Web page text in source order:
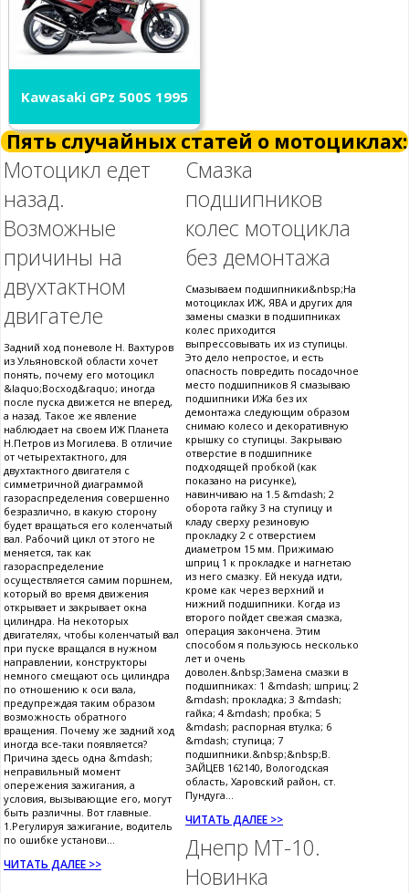
Kawasaki GPz 500S 1995
Пять случайных статей о мотоциклах:
Мотоцикл едет
назад.
Возможные
причины на
двухтактном
двигателе
Задний ход поневоле Н. Вахтуров
из Ульяновской области хочет
понять, почему его мотоцикл
&laquo;Восход&raquo; иногда
после пуска движется не вперед,
а назад. Такое же явление
наблюдает на своем ИЖ Планета
Н.Петров из Могилева. В отличие
от четырехтактного, для
двухтактного двигателя с
симметричной диаграммой
газораспределения совершенно
безразлично, в какую сторону
будет вращаться его коленчатый
вал. Рабочий цикл от этого не
меняется, так как
газораспределение
осуществляется самим поршнем,
который во время движения
открывает и закрывает окна
цилиндра. На некоторых
двигателях, чтобы коленчатый вал
при пуске вращался в нужном
направлении, конструкторы
немного смещают ось цилиндра
по отношению к оси вала,
предупреждая таким образом
возможность обратного
вращения. Почему же задний ход
иногда все-таки появляется?
Причина здесь одна &mdash;
неправильный момент
опережения зажигания, а
условия, вызывающие его, могут
быть различны. Вот главные.
1.Регулируя зажигание, водитель
по ошибке установи...
ЧИТАТЬ ДАЛЕЕ >>
Смазка
подшипников
колес мотоцикла
без демонтажа
Смазываем подшипники&nbsp;На
мотоциклах ИЖ, ЯВА и других для
замены смазки в подшипниках
колес приходится
выпрессовывать их из ступицы.
Это дело непростое, и есть
опасность повредить посадочное
место подшипников Я смазываю
подшипники ИЖа без их
демонтажа следующим образом
снимаю колесо и декоративную
крышку со ступицы. Закрываю
отверстие в подшипнике
подходящей пробкой (как
показано на рисунке),
навинчиваю на 1.5 &mdash; 2
оборота гайку 3 на ступицу и
кладу сверху резиновую
прокладку 2 с отверстием
диаметром 15 мм. Прижимаю
шприц 1 к прокладке и нагнетаю
из него смазку. Ей некуда идти,
кроме как через верхний и
нижний подшипники. Когда из
второго пойдет свежая смазка,
операция закончена. Этим
способом я пользуюсь несколько
лет и очень
доволен.&nbsp;Замена смазки в
подшипниках: 1 &mdash; шприц; 2
&mdash; прокладка; 3 &mdash;
гайка; 4 &mdash; пробка; 5
&mdash; распорная втулка; 6
&mdash; ступица; 7
подшипники.&nbsp;&nbsp;В.
ЗАЙЦЕВ 162140, Вологодская
область, Харовский район, ст.
Пундуга...
ЧИТАТЬ ДАЛЕЕ >>
Днепр МТ-10.
Новинка